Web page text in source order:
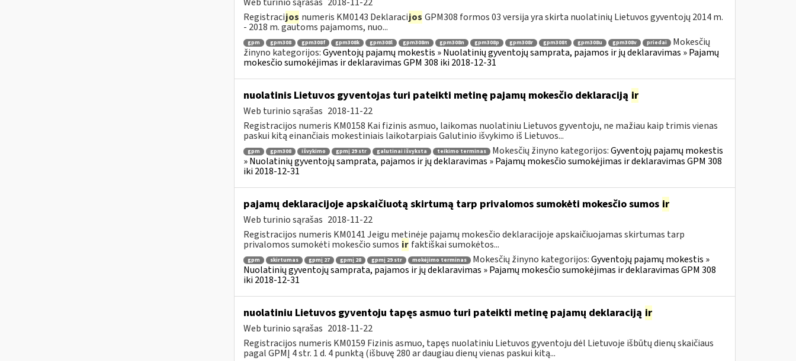
Registracijos numeris KM0143 Deklaracijos GPM308 formos 03 versija yra skirta nuolatinių Lietuvos gyventojų 2014 m.
- 2018 m. gautoms pajamoms, nuo...
gpm gpm308 gpm308f gpm308k gpm308l gpm308m gpm308n gpm308p gpm308r gpm308t gpm308u gpm308v priedai
Mokesčių
žinyno kategorijos:Gyventojų pajamų mokestis » Nuolatinių gyventojų samprata, pajamos ir jų deklaravimas » Pajamų
mokesčio sumokėjimas ir deklaravimas GPM 308 iki 2018-12-31
nuolatinis Lietuvos gyventojas turi pateikti metinę pajamų mokesčio deklaraciją ir
Web turinio sąrašas 2018-11-22
Registracijos numeris KM0158 Kai fizinis asmuo, laikomas nuolatiniu Lietuvos gyventoju, ne mažiau kaip trimis vienas
paskui kitą einančiais mokestiniais laikotarpiais Galutinio išvykimo iš Lietuvos...
gpm gpm308 išvykimo gpmį 29 str galutinai išvyksta teikimo terminas Mokesčių žinyno kategorijos:Gyventojų pajamų mokestis
» Nuolatinių gyventojų samprata, pajamos ir jų deklaravimas » Pajamų mokesčio sumokėjimas ir deklaravimas GPM 308
iki 2018-12-31
pajamų deklaracijoje apskaičiuotą skirtumą tarp privalomos sumokėti mokesčio sumos ir
Web turinio sąrašas 2018-11-22
Registracijos numeris KM0141 Jeigu metinėje pajamų mokesčio deklaracijoje apskaičiuojamas skirtumas tarp
privalomos sumokėti mokesčio sumos ir faktiškai sumokėtos...
gpm skirtumas gpmį 27 gpmį 28 gpmį 29 str mokėjimo terminas Mokesčių žinyno kategorijos:Gyventojų pajamų mokestis »
Nuolatinių gyventojų samprata, pajamos ir jų deklaravimas » Pajamų mokesčio sumokėjimas ir deklaravimas GPM 308
iki 2018-12-31
nuolatiniu Lietuvos gyventoju tapęs asmuo turi pateikti metinę pajamų deklaraciją ir
Web turinio sąrašas 2018-11-22
Registracijos numeris KM0159 Fizinis asmuo, tapęs nuolatiniu Lietuvos gyventoju dėl Lietuvoje išbūtų dienų skaičiaus
pagal GPMĮ 4 str. 1 d. 4 punktą (išbuvę 280 ar daugiau dienų vienas paskui kitą...